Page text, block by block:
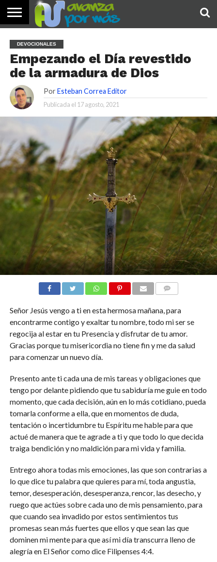
PALABRA
DE HOY
DEVOCIONALES
NOTICIAS
TESTIMONIOS
ORACIONES
SOBRE
NOSOTROS
IMÁGENES
DEVOCIONALES
Empezando el Día revestido
de la armadura de Dios
Por Esteban Correa Editor
Publicada el 17 agosto, 2021
Señor Jesús vengo a ti en esta hermosa mañana, para
encontrarme contigo y exaltar tu nombre, todo mi ser se
regocija al estar en tu Presencia y disfrutar de tu amor.
Gracias porque tu misericordia no tiene fin y me da salud
para comenzar un nuevo día.
Presento ante ti cada una de mis tareas y obligaciones que
tengo por delante pidiendo que tu sabiduría me guie en todo
momento, que cada decisión, aún en lo más cotidiano, pueda
tomarla conforme a ella, que en momentos de duda,
tentación o incertidumbre tu Espíritu me hable para que
actué de manera que te agrade a ti y que todo lo que decida
traiga bendición y no maldición para mi vida y familia.
Entrego ahora todas mis emociones, las que son contrarias a
lo que dice tu palabra que quieres para mí, toda angustia,
temor, desesperación, desesperanza, rencor, las desecho, y
ruego que actúes sobre cada uno de mis pensamiento, para
que cuando sea invadido por estos sentimientos tus
promesas sean más fuertes que ellos y que sean las que
dominen mi mente para que así mi día transcurra lleno de
alegría en El Señor como dice Filipenses 4:4.